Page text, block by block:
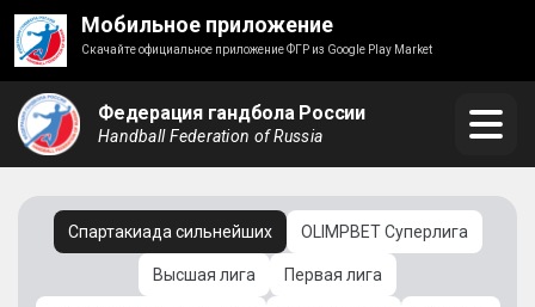
Мобильное приложение
Скачайте официальное приложение ФГР из Google Play Market
Федерация гандбола России
Handball Federation of Russia
Спартакиада сильнейших OLIMPBET Суперлига
Высшая лига Первая лига